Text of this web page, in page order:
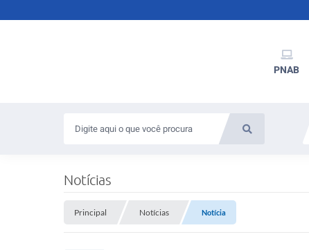
PNAB
Notícias
Principal Notícias Notícia